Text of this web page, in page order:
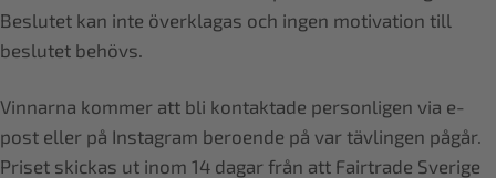
Beslutet kan inte överklagas och ingen motivation till
beslutet behövs.
Vinnarna kommer att bli kontaktade personligen via e-
post eller på Instagram beroende på var tävlingen pågår.
Priset skickas ut inom 14 dagar från att Fairtrade Sverige